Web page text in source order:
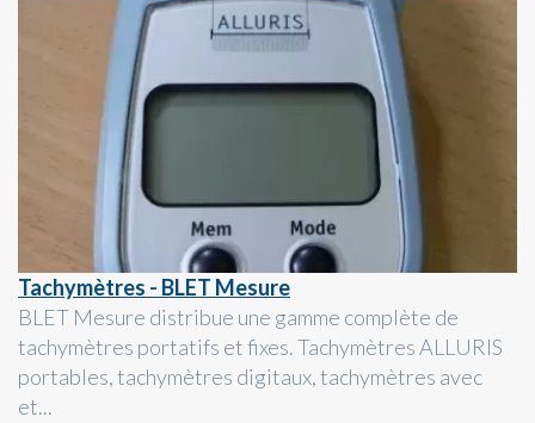
Tachymètres - BLET Mesure
BLET Mesure distribue une gamme complète de
tachymètres portatifs et fixes. Tachymètres ALLURIS
portables, tachymètres digitaux, tachymètres avec
et...